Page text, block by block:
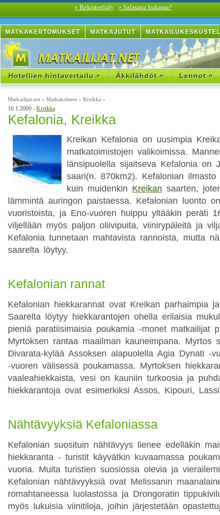
» Rekisteröidy » Salasana hukassa?
MATKAKERTOMUKSET MATKAJUTUT
Hotellien hintavertailu » Äkkilähdöt » Lennot »
Matkailijat.net » Matkakohteet » Kreikka »
16.1.2009 - Kreikka
Kefalonia, Kreikka
Kreikan Kefalonia on uusimpia
matkatoimistojen valikoimissa.
länsipuolella sijaitseva Kefalonia on
saari(n. 870km2). Kefalonian
kuin muidenkin Kreikan saarten,
lämmintä auringon paistaessa. Kefalonian luonto
vuoristoista, ja Eno-vuoren huippu yltääkin peräti
viljellään myös paljon oliivipuita, viinirypäleitä ja
Kefalonia tunnetaan mahtavista rannoista, mutta
saarelta löytyy.
Kefalonian rannat
Kefalonian hiekkarannat ovat Kreikan parhaimpia
Saarelta löytyy hiekkarantojen ohella erilaisia
pieniä paratiisimaisia poukamia -monet matkailijat
Myrtoksen rantaa maailman kauneimpana. Myrtos
Divarata-kylää Assoksen alapuolella Agia Dynati -
-vuoren välisessä poukamassa. Myrtoksen
vaaleahiekkaista, vesi on kauniin turkoosia ja
hiekkarantoja ovat esimerkiksi Assos, Kipouri,
Nähtävyyksiä Kefaloniassa
Kefalonian suosituin nähtävyys lienee edelläkin
hiekkaranta - turistit käyvätkin kuvaamassa
vuoria. Muita turistien suosiossa olevia ja
Kefalonian nähtävyyksiä ovat Melissanin
romahtaneessa luolastossa ja Drongoratin
myös lukuisia viinitiloja, joihin järjestetään